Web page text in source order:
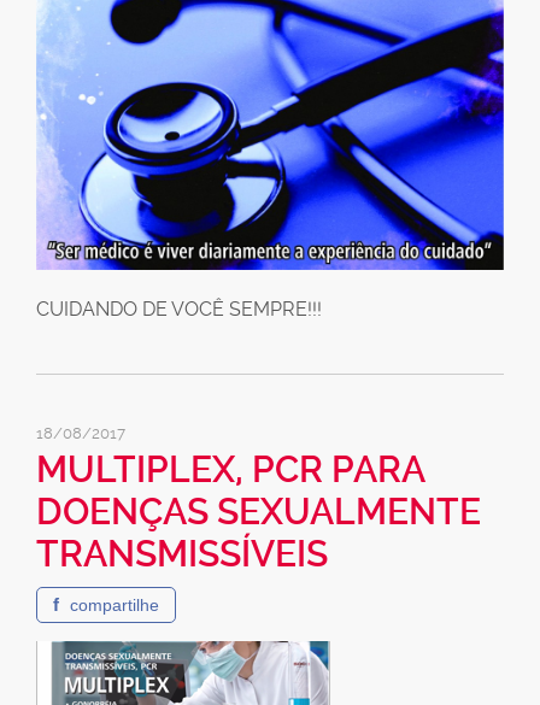
CUIDANDO DE VOCÊ SEMPRE!!!
18/08/2017
MULTIPLEX, PCR PARA
DOENÇAS SEXUALMENTE
TRANSMISSÍVEIS
f compartilhe